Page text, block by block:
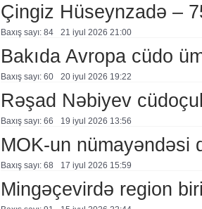
Çingiz Hüseynzadə –
Baxış sayı: 84 21 i̇yul 2026 21:00
Bakıda Avropa cüdo
Baxış sayı: 60 20 i̇yul 2026 19:22
Rəşad Nəbiyev
Baxış sayı: 66 19 i̇yul 2026 13:56
MOK-un nümayəndəsi
Baxış sayı: 68 17 i̇yul 2026 15:59
Mingəçevirdə region